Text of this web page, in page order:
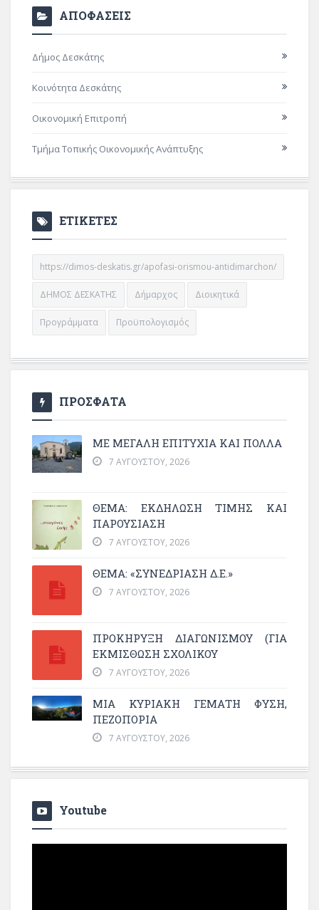
ΑΠΟΦΑΣΕΙΣ
Δήμος Δεσκάτης
Κοινότητα Δεσκάτης
Οικονομική Επιτροπή
Τμήμα Τοπικής Οικονομικής Ανάπτυξης
ΕΤΙΚΕΤΕΣ
https://dimos-deskatis.gr/apofasi-orismou-antidimarchon/
ΔΗΜΟΣ ΔΕΣΚΑΤΗΣ Δήμαρχος Διοικητικά
Προγράμματα Προϋπολογισμός
ΠΡΟΣΦΑΤΑ
ΜΕ ΜΕΓΆΛΗ ΕΠΙΤΥΧΊΑ ΚΑΙ ΠΟΛΛΆ
7 ΑΥΓΟΎΣΤΟΥ, 2026
ΘΈΜΑ: ΕΚΔΉΛΩΣΗ ΤΙΜΉΣ ΚΑΙ
ΠΑΡΟΥΣΊΑΣΗ
7 ΑΥΓΟΎΣΤΟΥ, 2026
ΘΕΜΑ: «ΣΥΝΕΔΡΊΑΣΗ Δ.Ε.»
7 ΑΥΓΟΎΣΤΟΥ, 2026
ΠΡΟΚΗΡΥΞΗ ΔΙΑΓΩΝΙΣΜΟΥ (ΓΙΑ
ΕΚΜΊΣΘΩΣΗ ΣΧΟΛΙΚΟΎ
7 ΑΥΓΟΎΣΤΟΥ, 2026
ΜΙΑ ΚΥΡΙΑΚΉ ΓΕΜΆΤΗ ΦΎΣΗ,
ΠΕΖΟΠΟΡΊΑ
7 ΑΥΓΟΎΣΤΟΥ, 2026
Youtube